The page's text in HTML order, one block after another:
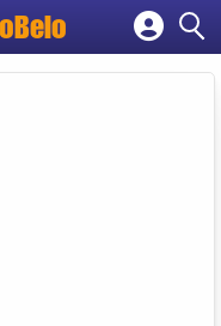
empresa